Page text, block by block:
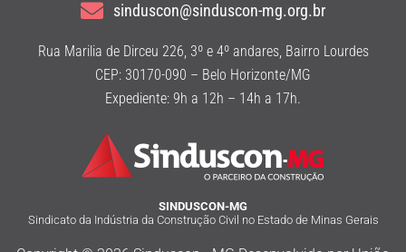
sinduscon@sinduscon-mg.org.br
Rua Marilia de Dirceu 226, 3º e 4º andares, Bairro Lourdes
CEP: 30170-090 – Belo Horizonte/MG
Expediente: 9h a 12h – 14h a 17h.
SINDUSCON-MG
Sindicato da Indústria da Construção Civil no Estado de Minas Gerais